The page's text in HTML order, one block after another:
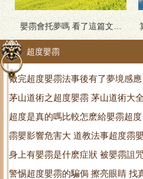
嬰霛會托夢嗎 看了這篇文章
你就會有答案
超度嬰霛
茅山道術之超度嬰霛 茅山道術大
超度是真的嗎比較怎麽給嬰霛超度
霛嬰影響危害大 道教法事超度霛
身上有嬰霛是什麽症狀 被嬰霛詛
警惕超度嬰霛的騙侷 擦亮眼睛 找